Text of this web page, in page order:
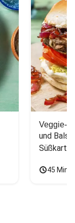
Veggie-
und
45